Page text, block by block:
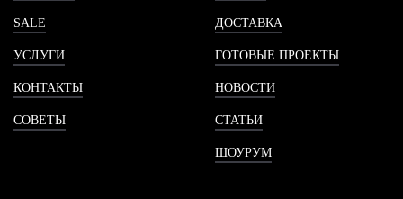
SALE
УСЛУГИ
КОНТАКТЫ
СОВЕТЫ
ДОСТАВКА
ГОТОВЫЕ ПРОЕКТЫ
НОВОСТИ
СТАТЬИ
ШОУРУМ